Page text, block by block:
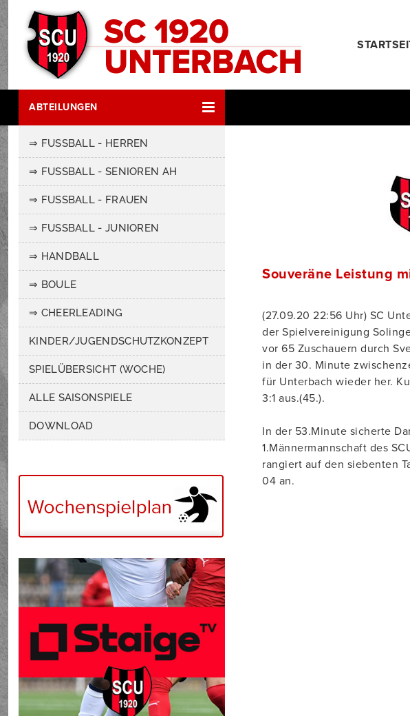
ABTEILUNGEN
⇒ FUSSBALL - HERREN
⇒ FUSSBALL - SENIOREN AH
⇒ FUSSBALL - FRAUEN
⇒ FUSSBALL - JUNIOREN
⇒ HANDBALL
⇒ BOULE
⇒ CHEERLEADING
KINDER/JUGENDSCHUTZKONZEPT
SPIELÜBERSICHT (WOCHE)
ALLE SAISONSPIELE
DOWNLOAD
Souveräne Leistung
(27.09.20 22:56 Uhr) SC
der Spielvereinigung
vor 65 Zuschauern durch
in der 30. Minute
für Unterbach wieder her.
3:1 aus.(45.).
In der 53.Minute sicherte
1.Männermannschaft des
rangiert auf den siebenten
04 an.